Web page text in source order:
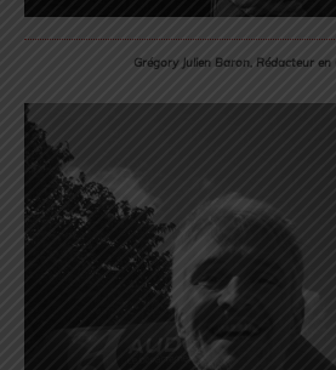
Grégory Julien Baron, Rédacteur en